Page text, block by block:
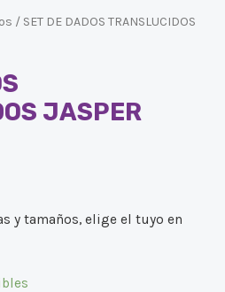
/ SET DE DADOS TRANSLUCIDOS
JASPER
y tamaños, elige el tuyo en